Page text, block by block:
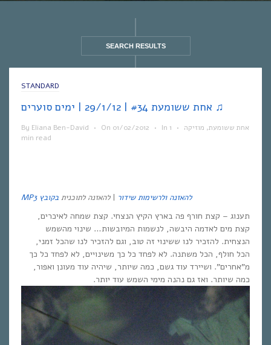
SEARCH RESULTS
STANDARD
אחת ששומעת #34 | 29/1/12 | ימים סוערים ♫
By Eliana Ben-David • On 01/02/2012 • In אחת ששומעת, מוזיקה •
1
min read
להאזנה ולרשימות שידור |להאזנה לתוכנית בקובץMP3
תענוג – קצת חורף פה בארץ הקיץ הנצחי. קצת שמחה לאיכרים,
קצת מים לאדמה היבשה, לנשמות המיובשות… שינוי מהשמש
הנצחית. להזכיר לנו ששינוי זה טוב, וגם להזכיר לנו שהכל זמני,
הכל חולף, הכל משתנה. לא לפחד כל כך משינויים, לא לפחד כל כך
מ”אחרים”. ושיירד עוד גשם, כמה שיותר, שיהיה עוד מעונן ואפור,
כמה שיותר. ואז גם נהנה מימי השמש עוד יותר.